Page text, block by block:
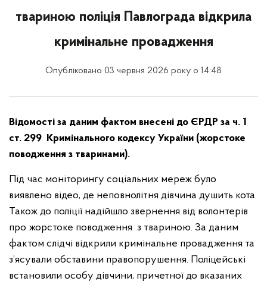
твариною поліція Павлограда відкрила
кримінальне провадження
Опубліковано 03 червня 2026 року о 14:48
Відомості за даним фактом внесені до ЄРДР за ч. 1
ст. 299 Кримінального кодексу України (жорстоке
поводження з тваринами).
Під час моніторингу соціальних мереж було
виявлено відео, де неповнолітня дівчина душить кота.
Також до поліції надійшло звернення від волонтерів
про жорстоке поводження з твариною. За даним
фактом слідчі відкрили кримінальне провадження та
з’ясували обставини правопорушення. Поліцейські
встановили особу дівчини, причетної до вказаних